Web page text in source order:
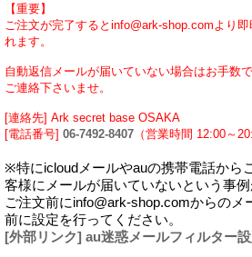
【重要】
ご注文が完了するとinfo@ark-shop.comより
れます。
自動返信メールが届いていない場合はお手数
ご連絡下さいませ。
[連絡先] Ark secret base OSAKA
[電話番号] 06-7492-8407 （営業時間 12:00～
※特にicloudメールやauの携帯電話から
客様にメールが届いていないという事例
ご注文前にinfo@ark-shop.comからのメ
前に設定を行ってください。
[外部リンク] au迷惑メールフィルター